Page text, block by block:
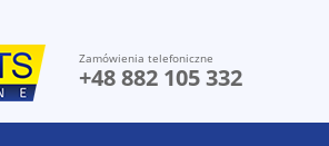
Zamówienia telefoniczne
+48 882 105 332